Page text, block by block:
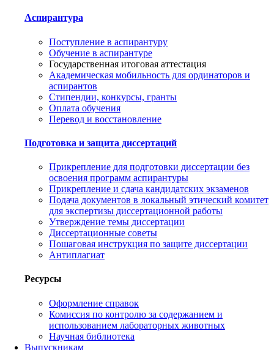
Аспирантура
Поступление в аспирантуру
Обучение в аспирантуре
Государственная итоговая аттестация
Академическая мобильность для ординаторов и
аспирантов
Стипендии, конкурсы, гранты
Оплата обучения
Перевод и восстановление
Подготовка и защита диссертаций
Прикрепление для подготовки диссертации без
освоения программ аспирантуры
Прикрепление и сдача кандидатских экзаменов
Подача документов в локальный этический комитет
для экспертизы диссертационной работы
Утверждение темы диссертации
Диссертационные советы
Пошаговая инструкция по защите диссертации
Антиплагиат
Ресурсы
Оформление справок
Комиссия по контролю за содержанием и
использованием лабораторных животных
Научная библиотека
Выпускникам